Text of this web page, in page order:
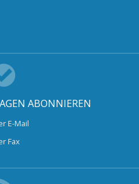
ABONNIEREN
E-Mail
Fax